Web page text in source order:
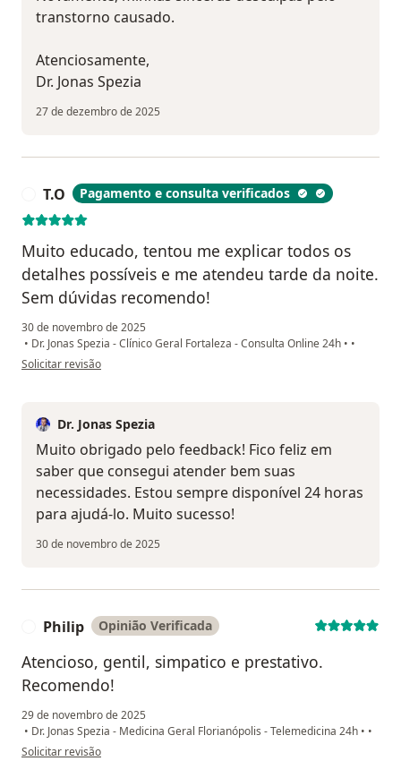
transtorno causado.
Atenciosamente,
Dr. Jonas Spezia
27 de dezembro de 2025
T.O Pagamento e consulta verificados
Muito educado, tentou me explicar todos os
detalhes possíveis e me atendeu tarde da noite.
Sem dúvidas recomendo!
30 de novembro de 2025
• Dr. Jonas Spezia - Clínico Geral Fortaleza - Consulta Online 24h • •
na opinião do utilizador T.O
Solicitar revisão
Dr. Jonas Spezia
Muito obrigado pelo feedback! Fico feliz em
saber que consegui atender bem suas
necessidades. Estou sempre disponível 24 horas
para ajudá-lo. Muito sucesso!
30 de novembro de 2025
Philip Opinião Verificada
Atencioso, gentil, simpatico e prestativo.
Recomendo!
29 de novembro de 2025
• Dr. Jonas Spezia - Medicina Geral Florianópolis - Telemedicina 24h • •
na opinião do utilizador Philip
Solicitar revisão